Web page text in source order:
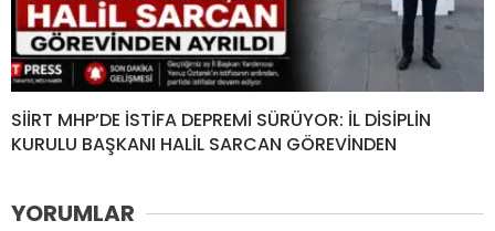
SİİRT MHP’DE İSTİFA DEPREMİ SÜRÜYOR: İL DİSİPLİN
KURULU BAŞKANI HALİL SARCAN GÖREVİNDEN
YORUMLAR